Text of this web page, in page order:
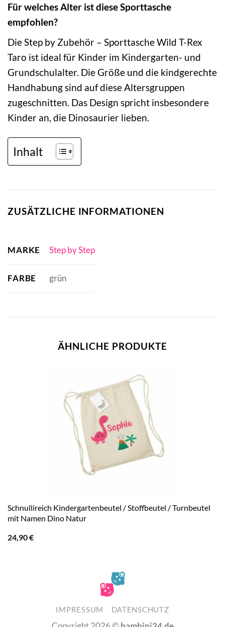
Für welches Alter ist diese Sporttasche
empfohlen?
Die Step by Zubehör – Sporttasche Wild T-Rex
Taro ist ideal für Kinder im Kindergarten- und
Grundschulalter. Die Größe und die kindgerechte
Handhabung sind auf diese Altersgruppen
zugeschnitten. Das Design spricht insbesondere
Kinder an, die Dinosaurier lieben.
Inhalt
ZUSÄTZLICHE INFORMATIONEN
MARKE Step by Step
FARBE grün
ÄHNLICHE PRODUKTE
Schnullireich Kindergartenbeutel / Stoffbeutel / Turnbeutel
mit Namen Dino Natur
24,90€
IMPRESSUM DATENSCHUTZ